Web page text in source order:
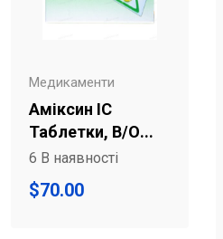
Медикаменти
Аміксин IC
Таблетки, В/о...
6 В наявності
$70.00